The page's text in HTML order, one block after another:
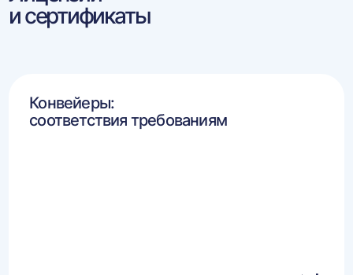
и сертификаты
Конвейеры:
соответствия требованиям